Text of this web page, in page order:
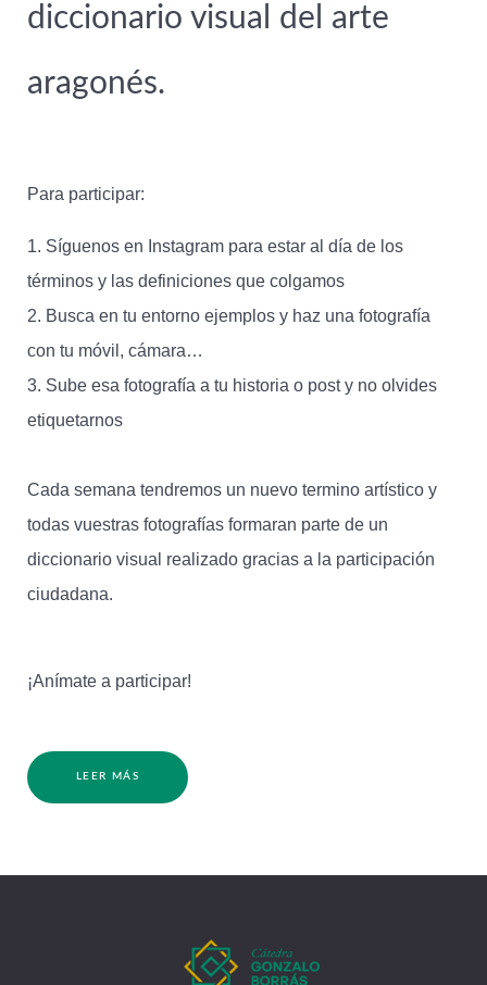
diccionario visual del arte
aragonés.
Para participar:
1️. Síguenos en Instagram para estar al día de los
términos y las definiciones que colgamos
2️. Busca en tu entorno ejemplos y haz una fotografía
con tu móvil, cámara…
3. Sube esa fotografía a tu historia o post y no olvides
etiquetarnos
Cada semana tendremos un nuevo termino artístico y
todas vuestras fotografías formaran parte de un
diccionario visual realizado gracias a la participación
ciudadana.
¡Anímate a participar!
LEER MÁS